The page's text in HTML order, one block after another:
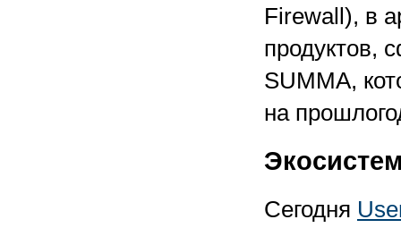
Firewall), в
продуктов,
SUMMA,
на
Сегодня